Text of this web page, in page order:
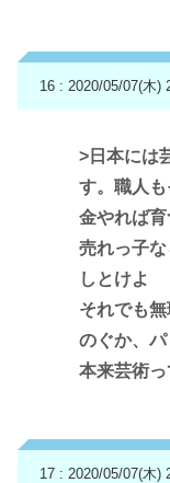
16 : 2020/05/07(木)
>日本には
す。職人
金やれば育
売れっ子
しとけよ
それでも
のぐか、
本来芸術
17 : 2020/05/07(木)